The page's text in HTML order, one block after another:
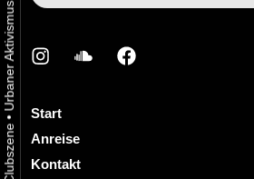
•
Start
Anreise
Kontakt